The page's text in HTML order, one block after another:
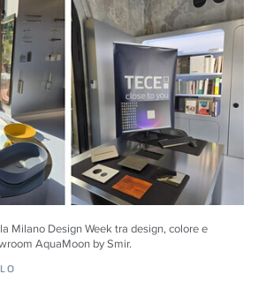
Milano Design Week tra design, colore e
AquaMoon by Smir.